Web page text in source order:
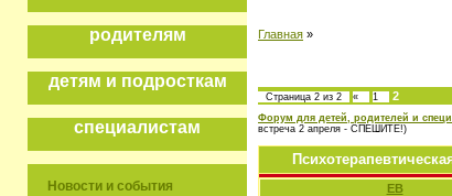
родителям
детям и подросткам
специалистам
Новости и события
Главная »
Страница 2 из 2 « 1 2
Форум для детей, родителей и
встреча 2 апреля - СПЕШИТЕ!)
ЕВ